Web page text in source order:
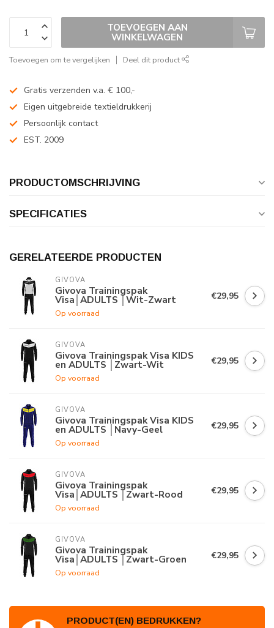
TOEVOEGEN AAN
WINKELWAGEN
Toevoegen om te vergelijken Deel dit product
Gratis verzenden v.a. € 100,-
Eigen uitgebreide textieldrukkerij
Persoonlijk contact
EST. 2009
PRODUCTOMSCHRIJVING
SPECIFICATIES
GERELATEERDE PRODUCTEN
GIVOVA
Givova Trainingspak
Visa│ADULTS │Wit-Zwart
Op voorraad
€29,95
GIVOVA
Givova Trainingspak Visa KIDS
en ADULTS │Zwart-Wit
Op voorraad
€29,95
GIVOVA
Givova Trainingspak Visa KIDS
en ADULTS │Navy-Geel
Op voorraad
€29,95
GIVOVA
Givova Trainingspak
Visa│ADULTS │Zwart-Rood
Op voorraad
€29,95
GIVOVA
Givova Trainingspak
Visa│ADULTS │Zwart-Groen
Op voorraad
€29,95
PRODUCT(EN) BEDRUKKEN?